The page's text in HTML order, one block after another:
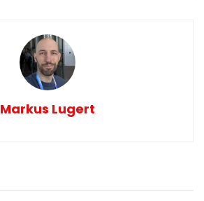
Markus Lugert